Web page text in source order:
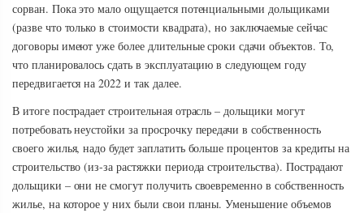
сорван. Пока это мало ощущается потенциальными дольщиками
(разве что только в стоимости квадрата), но заключаемые сейчас
договоры имеют уже более длительные сроки сдачи объектов. То,
что планировалось сдать в эксплуатацию в следующем году
передвигается на 2022 и так далее.
В итоге пострадает строительная отрасль – дольщики могут
потребовать неустойки за просрочку передачи в собственность
своего жилья, надо будет заплатить больше процентов за кредиты на
строительство (из-за растяжки периода строительства). Пострадают
дольщики – они не смогут получить своевременно в собственность
жилье, на которое у них были свои планы. Уменьшение объемов